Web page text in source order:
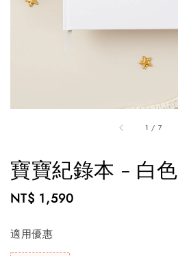
1 / 7
寶寶紀錄本 - 白色
Regular
NT$ 1,590
適用優惠